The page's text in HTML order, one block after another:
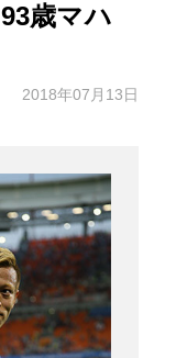
歳マハ
2018年07月13日